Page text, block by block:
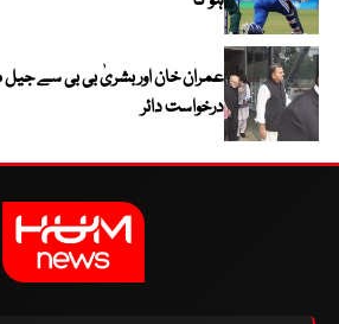
عمران خان اور بشریٰ بی بی سے
درخواست دائر